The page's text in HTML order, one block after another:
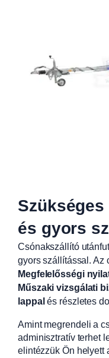
és gyors
Csónakszállító
gyors szállítással. Az
Megfelelősségi
Műszaki vizsgálati
lappal és részletes
Amint megrendeli a
adminisztratív terhet
elintézzük Ön helyett